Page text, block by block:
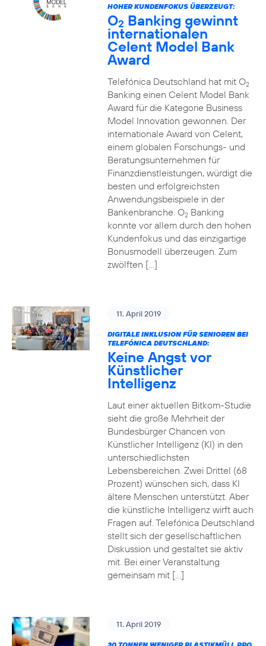
HOHER KUNDENFOKUS ÜBERZEUGT:
O2 Banking gewinnt
internationalen
Celent Model Bank
Award
Telefónica Deutschland hat mit O2
Banking einen Celent Model Bank
Award für die Kategorie Business
Model Innovation gewonnen. Der
internationale Award von Celent,
einem globalen Forschungs- und
Beratungsunternehmen für
Finanzdienstleistungen, würdigt die
besten und erfolgreichsten
Anwendungsbeispiele in der
Bankenbranche. O2Banking
konnte vor allem durch den hohen
Kundenfokus und das einzigartige
Bonusmodell überzeugen. Zum
zwölften […]
11. April 2019
DIGITALE INKLUSION FÜR SENIOREN BEI
TELEFÓNICA DEUTSCHLAND:
Keine Angst vor
Künstlicher
Intelligenz
Laut einer aktuellen Bitkom-Studie
sieht die große Mehrheit der
Bundesbürger Chancen von
Künstlicher Intelligenz (KI) in den
unterschiedlichsten
Lebensbereichen. Zwei Drittel (68
Prozent) wünschen sich, dass KI
ältere Menschen unterstützt. Aber
die künstliche Intelligenz wirft auch
Fragen auf. Telefónica Deutschland
stellt sich der gesellschaftlichen
Diskussion und gestaltet sie aktiv
mit. Bei einer Veranstaltung
gemeinsam mit […]
11. April 2019